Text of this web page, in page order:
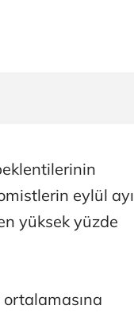
eylül ayı
yüksek yüzde